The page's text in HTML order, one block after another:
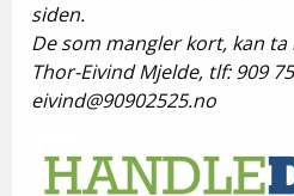
siden.
De som mangler kort, kan
Thor-Eivind Mjelde, tlf: 909
eivind@90902525.no